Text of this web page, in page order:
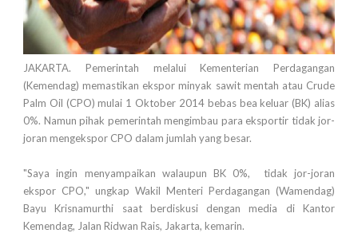
JAKARTA. Pemerintah melalui Kementerian Perdagangan
(Kemendag) memastikan ekspor minyak sawit mentah atau Crude
Palm Oil (CPO) mulai 1 Oktober 2014 bebas bea keluar (BK) alias
0%. Namun pihak pemerintah mengimbau para eksportir tidak jor-
joran mengekspor CPO dalam jumlah yang besar.
"Saya ingin menyampaikan walaupun BK 0%, tidak jor-joran
ekspor CPO," ungkap Wakil Menteri Perdagangan (Wamendag)
Bayu Krisnamurthi saat berdiskusi dengan media di Kantor
Kemendag, Jalan Ridwan Rais, Jakarta, kemarin.